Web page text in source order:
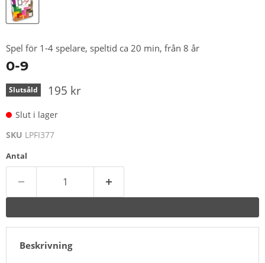
Spel för 1-4 spelare, speltid ca 20 min, från 8 år
0-9
Slutsåld 195 kr
Slut i lager
SKU LPFI377
Antal
Beskrivning